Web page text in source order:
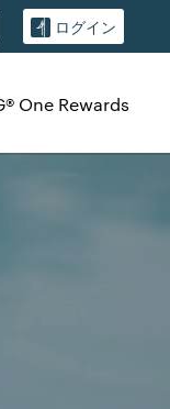
ログイン
One Rewards